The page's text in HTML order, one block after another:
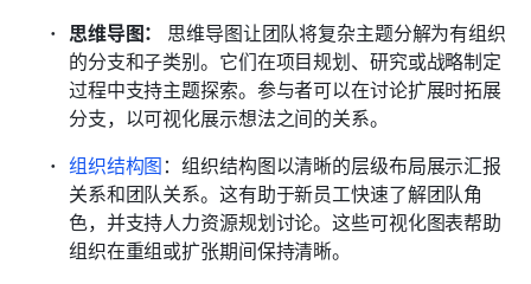
思维导图：
思维导图让团队将复杂主题分解为有组织
的分支和子类别。它们在项目规划、研究或战略制定
过程中支持主题探索。参与者可以在讨论扩展时拓展
分支，以可视化展示想法之间的关系。
组织结构图：组织结构图以清晰的层级布局展示汇报
关系和团队关系。这有助于新员工快速了解团队角
色，并支持人力资源规划讨论。这些可视化图表帮助
组织在重组或扩张期间保持清晰。